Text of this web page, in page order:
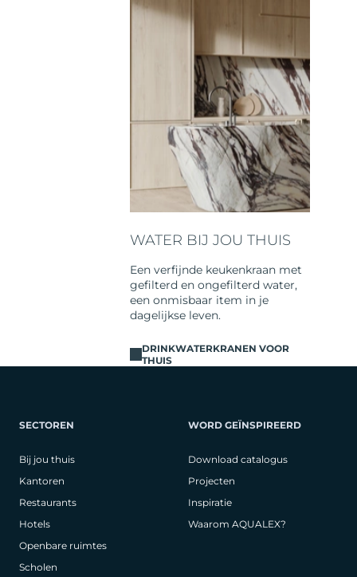
WATER BIJ JOU THUIS
Een verfijnde keukenkraan met
gefilterd en ongefilterd water,
een onmisbaar item in je
dagelijkse leven.
DRINKWATERKRANEN VOOR
THUIS
SECTOREN
Bij jou thuis
Kantoren
Restaurants
Hotels
Openbare ruimtes
Scholen
WORD GEÏNSPIREERD
Download catalogus
Projecten
Inspiratie
Waarom AQUALEX?